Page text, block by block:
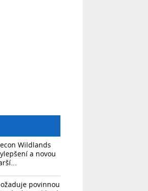
Wildlands
a novou
povinnou